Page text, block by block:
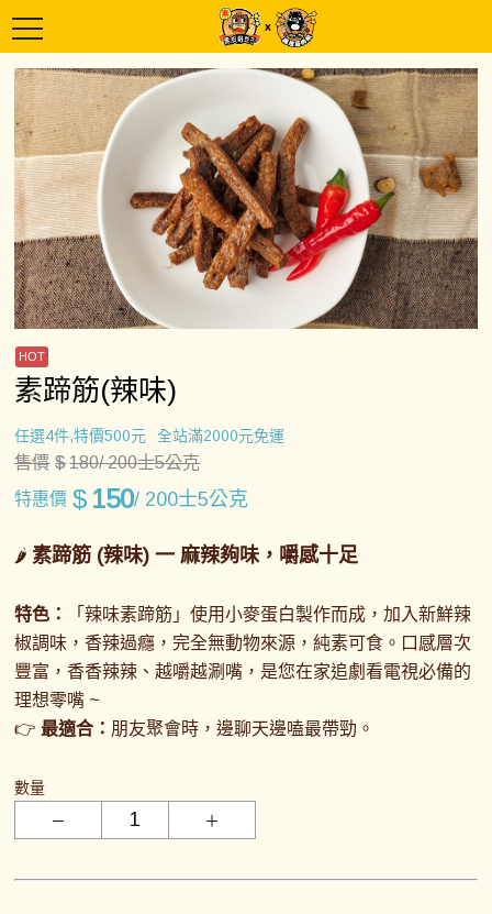
素蹄筋(辣味)
任選4件,特價500元 全站滿2000元免運
售價 $180/ 200士5公克
特惠價 $ 150/ 200士5公克
🌶️ 素蹄筋 (辣味) 一 麻辣夠味，嚼感十足
特色：
「辣味素蹄筋」使用小麥蛋白製作而成，加入新鮮辣
椒調味，香辣過癮，完全無動物來源，純素可食。口感層次
豐富，香香辣辣、越嚼越涮嘴，是您在家追劇看電視必備的
理想零嘴 ~
👉 最適合： 朋友聚會時，邊聊天邊嗑最帶勁。
數量